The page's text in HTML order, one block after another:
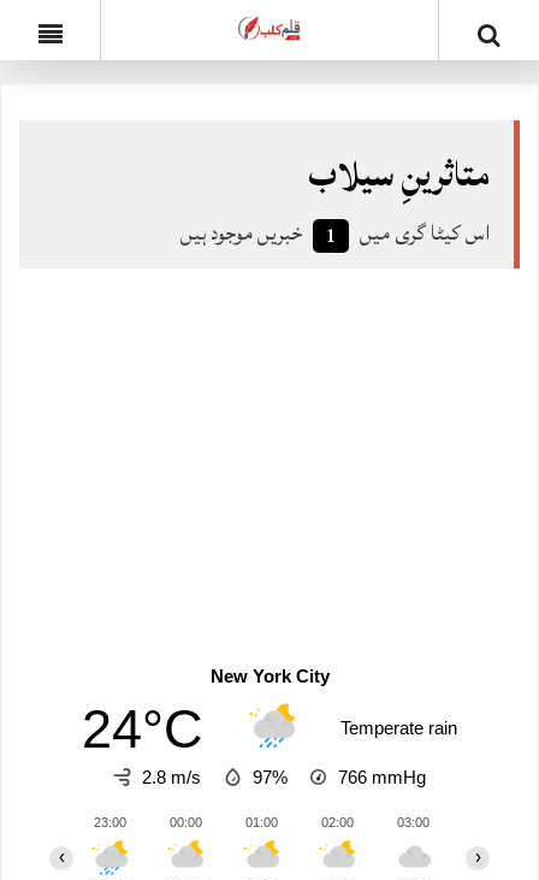
متاثرینِ سیلاب
اس کیٹا گری میں 1 خبریں موجود ہیں
New York City
24°C Temperate rain
2.8 m/s 97% 766 mmHg
23:00 00:00 01:00 02:00 03:00
‹ ›